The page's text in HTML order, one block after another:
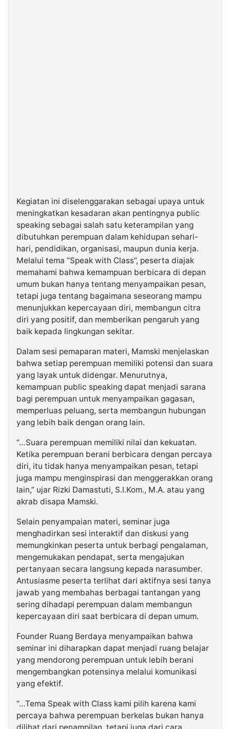
Kegiatan ini diselenggarakan sebagai upaya untuk
meningkatkan kesadaran akan pentingnya public
speaking sebagai salah satu keterampilan yang
dibutuhkan perempuan dalam kehidupan sehari-
hari, pendidikan, organisasi, maupun dunia kerja.
Melalui tema “Speak with Class”, peserta diajak
memahami bahwa kemampuan berbicara di depan
umum bukan hanya tentang menyampaikan pesan,
tetapi juga tentang bagaimana seseorang mampu
menunjukkan kepercayaan diri, membangun citra
diri yang positif, dan memberikan pengaruh yang
baik kepada lingkungan sekitar.
Dalam sesi pemaparan materi, Mamski menjelaskan
bahwa setiap perempuan memiliki potensi dan suara
yang layak untuk didengar. Menurutnya,
kemampuan public speaking dapat menjadi sarana
bagi perempuan untuk menyampaikan gagasan,
memperluas peluang, serta membangun hubungan
yang lebih baik dengan orang lain.
“…Suara perempuan memiliki nilai dan kekuatan.
Ketika perempuan berani berbicara dengan percaya
diri, itu tidak hanya menyampaikan pesan, tetapi
juga mampu menginspirasi dan menggerakkan orang
lain,” ujar Rizki Damastuti, S.I.Kom., M.A. atau yang
akrab disapa Mamski.
Selain penyampaian materi, seminar juga
menghadirkan sesi interaktif dan diskusi yang
memungkinkan peserta untuk berbagi pengalaman,
mengemukakan pendapat, serta mengajukan
pertanyaan secara langsung kepada narasumber.
Antusiasme peserta terlihat dari aktifnya sesi tanya
jawab yang membahas berbagai tantangan yang
sering dihadapi perempuan dalam membangun
kepercayaan diri saat berbicara di depan umum.
Founder Ruang Berdaya menyampaikan bahwa
seminar ini diharapkan dapat menjadi ruang belajar
yang mendorong perempuan untuk lebih berani
mengembangkan potensinya melalui komunikasi
yang efektif.
“…Tema Speak with Class kami pilih karena kami
percaya bahwa perempuan berkelas bukan hanya